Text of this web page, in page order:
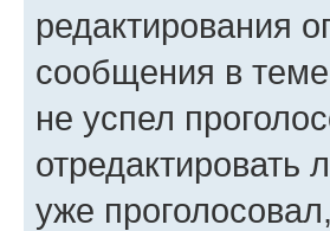
редактирования
сообщения в
не успел
отредактировать
уже